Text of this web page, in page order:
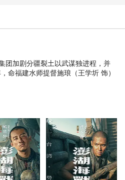
团加剧分疆裂土以武谋独进程，并
命福建水师提督施琅（王学圻 饰）